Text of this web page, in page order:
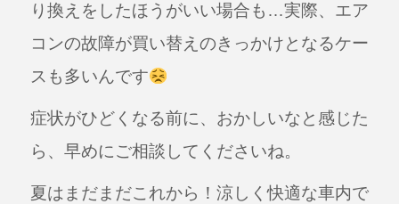
り換えをしたほうがいい場合も…実際、エア
コンの故障が買い替えのきっかけとなるケー
スも多いんです
症状がひどくなる前に、おかしいなと感じた
ら、早めにご相談してくださいね。
夏はまだまだこれから！涼しく快適な車内で